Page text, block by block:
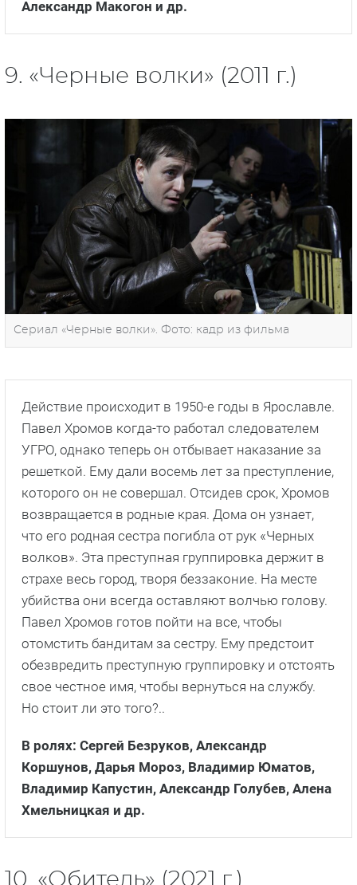
Александр Макогон и др.
9. «Черные волки» (2011 г.)
Сериал «Черные волки». Фото: кадр из фильма
Действие происходит в 1950-е годы в Ярославле.
Павел Хромов когда-то работал следователем
УГРО, однако теперь он отбывает наказание за
решеткой. Ему дали восемь лет за преступление,
которого он не совершал. Отсидев срок, Хромов
возвращается в родные края. Дома он узнает,
что его родная сестра погибла от рук «Черных
волков». Эта преступная группировка держит в
страхе весь город, творя беззаконие. На месте
убийства они всегда оставляют волчью голову.
Павел Хромов готов пойти на все, чтобы
отомстить бандитам за сестру. Ему предстоит
обезвредить преступную группировку и отстоять
свое честное имя, чтобы вернуться на службу.
Но стоит ли это того?..
В ролях: Сергей Безруков, Александр
Коршунов, Дарья Мороз, Владимир Юматов,
Владимир Капустин, Александр Голубев, Алена
Хмельницкая и др.
10. «Обитель» (2021 г.)